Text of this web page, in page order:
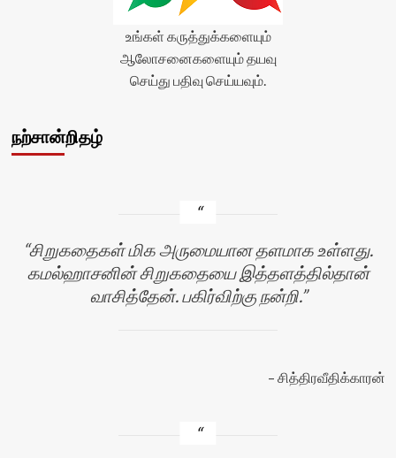
உங்கள் கருத்துக்களையும்
ஆலோசனைகளையும் தயவு
செய்து பதிவு செய்யவும்.
நற்சான்றிதழ்
சிறுகதைகள் மிக அருமையான தளமாக உள்ளது.
கமல்ஹாசனின் சிறுகதையை இத்தளத்தில்தான்
வாசித்தேன். பகிர்விற்கு நன்றி.
சித்திரவீதிக்காரன்